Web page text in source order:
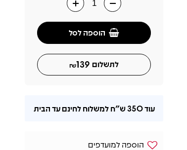
הוספה לסל
לתשלום 139
₪
עוד350 ש"ח למשלוח לחינם עד הבית
הוספה למועדפים